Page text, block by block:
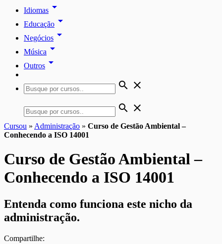
Idiomas arrow_drop_down
Educação arrow_drop_down
Negócios arrow_drop_down
Música arrow_drop_down
Outros arrow_drop_down
search close
search close
Cursou » Administração » Curso de Gestão Ambiental –
Conhecendo a ISO 14001
Curso de Gestão Ambiental –
Conhecendo a ISO 14001
Entenda como funciona este nicho da
administração.
Compartilhe: